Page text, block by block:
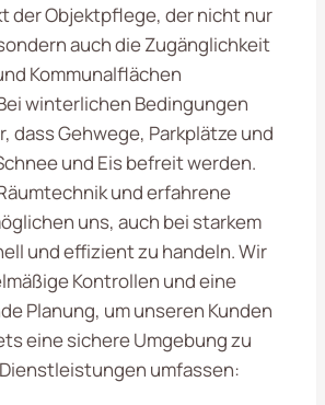
der Objektpflege, der nicht nur
auch die Zugänglichkeit
Kommunalflächen
winterlichen Bedingungen
dass Gehwege, Parkplätze und
und Eis befreit werden.
und erfahrene
uns, auch bei starkem
und effizient zu handeln. Wir
Kontrollen und eine
Planung, um unseren Kunden
eine sichere Umgebung zu
umfassen: